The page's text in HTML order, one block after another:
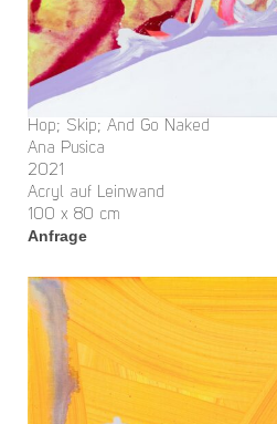
Hop; Skip; And Go Naked
Ana Pusica
2021
Acryl auf Leinwand
100 x 80 cm
Anfrage